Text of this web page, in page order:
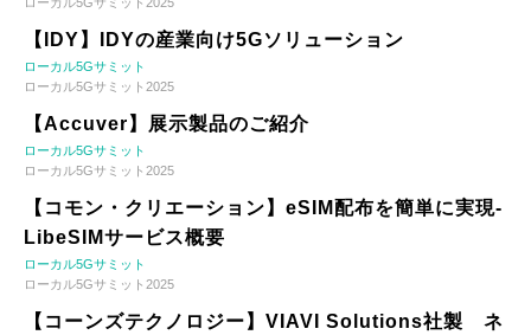
【IDY】IDYの産業向け5Gソリューション
ローカル5Gサミット
ローカル5Gサミット2025
【Accuver】展示製品のご紹介
ローカル5Gサミット
ローカル5Gサミット2025
【コモン・クリエーション】eSIM配布を簡単に実現-
LibeSIMサービス概要
ローカル5Gサミット
ローカル5Gサミット2025
【コーンズテクノロジー】VIAVI Solutions社製 ネ